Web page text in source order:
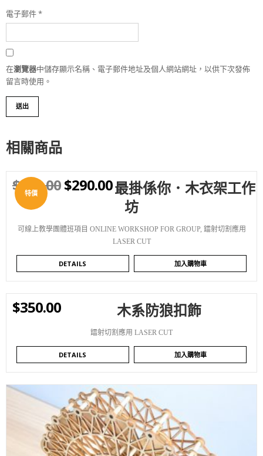
電子郵件*
在瀏覽器中儲存顯示名稱、電子郵件地址及個人網站網址，以供下次發佈
留言時使用。
相關商品
特價
WISHLIST
$350.00$290.00最掛係你．木衣架工作
坊
可線上教學團體班項目 ONLINE WORKSHOP FOR GROUP, 鐳射切割應用
LASER CUT
DETAILS 加入購物車
$350.00 木系防狼扣飾
鐳射切割應用 LASER CUT
DETAILS 加入購物車